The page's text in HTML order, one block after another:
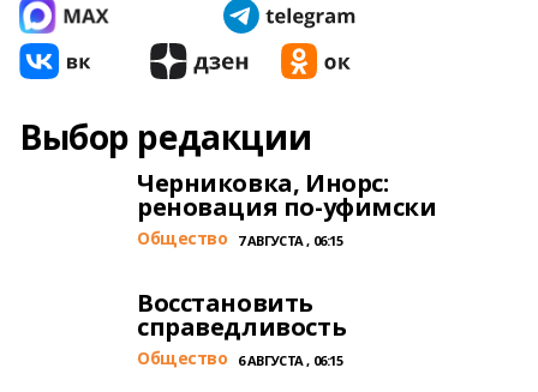
Выбор редакции
Черниковка, Инорс:
реновация по-уфимски
Общество 7 АВГУСТА , 06:15
Восстановить
справедливость
Общество 6 АВГУСТА , 06:15